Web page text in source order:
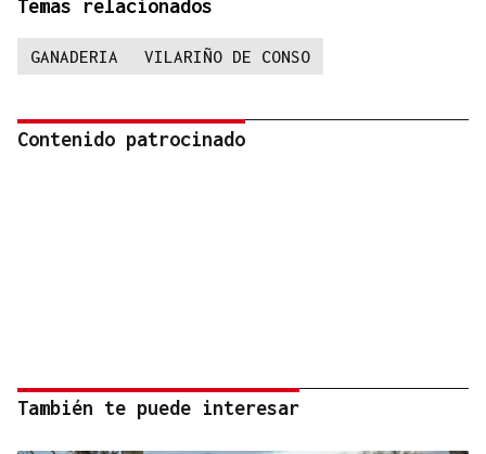
Temas relacionados
GANADERIA VILARIÑO DE CONSO
Contenido patrocinado
También te puede interesar